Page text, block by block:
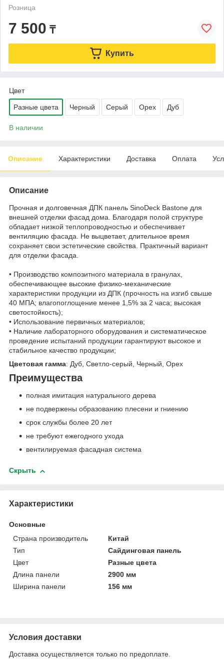
Розница
7 500 ₸
Купить
Цвет
Разные цвета Черный Серый Орех Дуб
В наличии
Описание Характеристики Доставка Оплата
Описание
Прочная и долговечная ДПК панель SinoDeck Bastone для
внешней отделки фасад дома. Благодаря полой структуре
обладает низкой теплопроводностью и обеспечивает
вентиляцию фасада. Не выцветает, длительное время
сохраняет свои эстетические свойства. Практичный вариант
для отделки фасада.
• Производство композитного материала в гранулах,
обеспечивающее высокие физико-механические
характеристики продукции из ДПК (прочность на изгиб свыше
40 МПА; влагопоглощение менее 1,5% за 2 часа; высокая
светостойкость);
• Использование первичных материалов;
• Наличие лабораторного оборудования и систематическое
проведение испытаний продукции гарантируют высокое и
стабильное качество продукции;
Цветовая гамма: Дуб, Светло-серый, Черный, Орех
Преимущества
полная имитация натурального дерева
не подвержены образованию плесени и гниению
срок службы более 20 лет
не требуют ежегодного ухода
вентилируемая фасадная система
Скрыть
Характеристики
Основные
Страна производитель
Китай
Тип
Сайдинговая панель
Цвет
Разные цвета
Длина панели
2900 мм
Ширина панели
156 мм
Условия доставки
Доставка осуществляется только по предоплате.